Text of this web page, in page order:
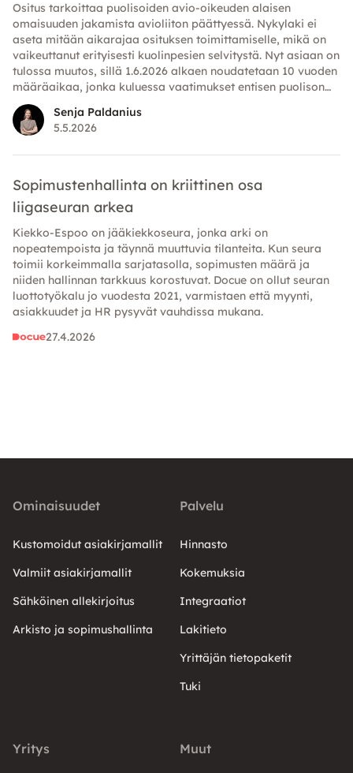
Ositus tarkoittaa puolisoiden avio-oikeuden alaisen
omaisuuden jakamista avioliiton päättyessä. Nykylaki ei
aseta mitään aikarajaa osituksen toimittamiselle, mikä on
vaikeuttanut erityisesti kuolinpesien selvitystä. Nyt asiaan on
tulossa muutos, sillä 1.6.2026 alkaen noudatetaan 10 vuoden
määräaikaa, jonka kuluessa vaatimukset entisen puolison
omaisuutta kohtaan on esitettävä.
Senja Paldanius
5.5.2026
Sopimustenhallinta on kriittinen osa
liigaseuran arkea
Kiekko-Espoo on jääkiekkoseura, jonka arki on
nopeatempoista ja täynnä muuttuvia tilanteita. Kun seura
toimii korkeimmalla sarjatasolla, sopimusten määrä ja
niiden hallinnan tarkkuus korostuvat. Docue on ollut seuran
luottotyökalu jo vuodesta 2021, varmistaen että myynti,
asiakkuudet ja HR pysyvät vauhdissa mukana.
27.4.2026
Ominaisuudet
Kustomoidut asiakirjamallit
Valmiit asiakirjamallit
Sähköinen allekirjoitus
Arkisto ja sopimushallinta
Palvelu
Hinnasto
Kokemuksia
Integraatiot
Lakitieto
Yrittäjän tietopaketit
Tuki
Yritys Muut